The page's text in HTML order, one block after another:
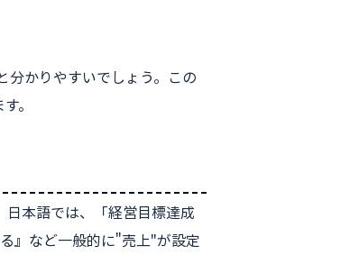
分かりやすいでしょう。この
。
本語では、「経営目標達成
』など一般的に"売上"が設定